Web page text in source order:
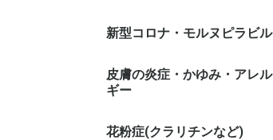
新型コロナ・モルヌピラビル
皮膚の炎症・かゆみ・アレル
ギー
花粉症(クラリチンなど)